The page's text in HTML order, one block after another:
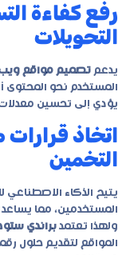
رفع كفاءة
التحويلات
يدعم تصميم مواقع ويب
المستخدم نحو المحتوى
يؤدي إلى تحسين معدلات
اتخاذ قرارات
التخمين
يتيح الذكاء
المستخدمين، مما
ولهذا تعتمدبراندي
المواقع لتقديم حلول